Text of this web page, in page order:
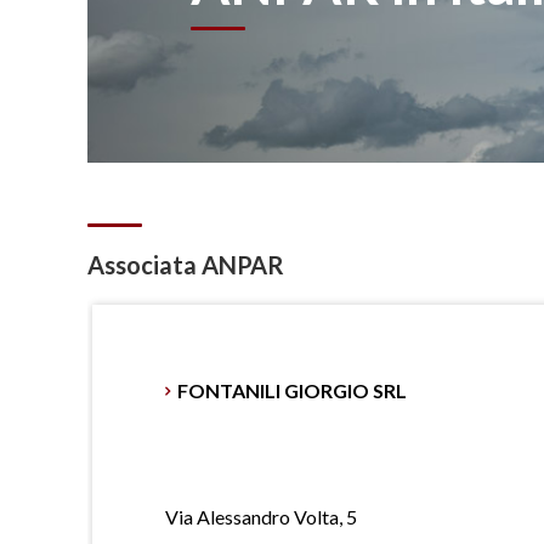
Associata ANPAR
FONTANILI GIORGIO SRL
Via Alessandro Volta, 5